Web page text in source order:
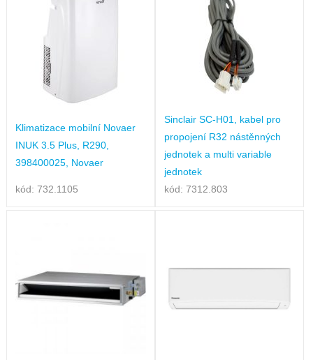
Klimatizace mobilní Novaer
INUK 3.5 Plus, R290,
398400025, Novaer
kód: 732.1105
Sinclair SC-H01, kabel pro
propojení R32 nástěnných
jednotek a multi variable
jednotek
kód: 7312.803